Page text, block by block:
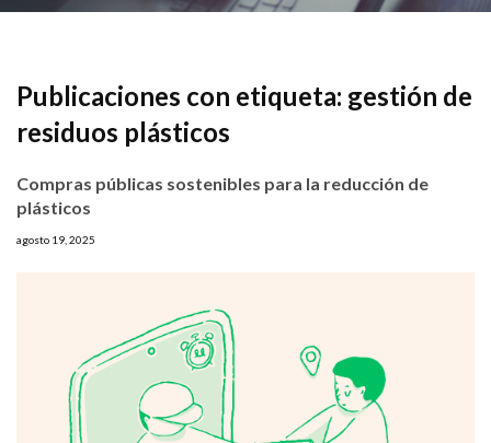
Publicaciones con etiqueta: gestión de
residuos plásticos
Compras públicas sostenibles para la reducción de
plásticos
agosto 19, 2025